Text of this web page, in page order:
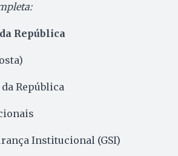
República
República
Institucional (GSI)